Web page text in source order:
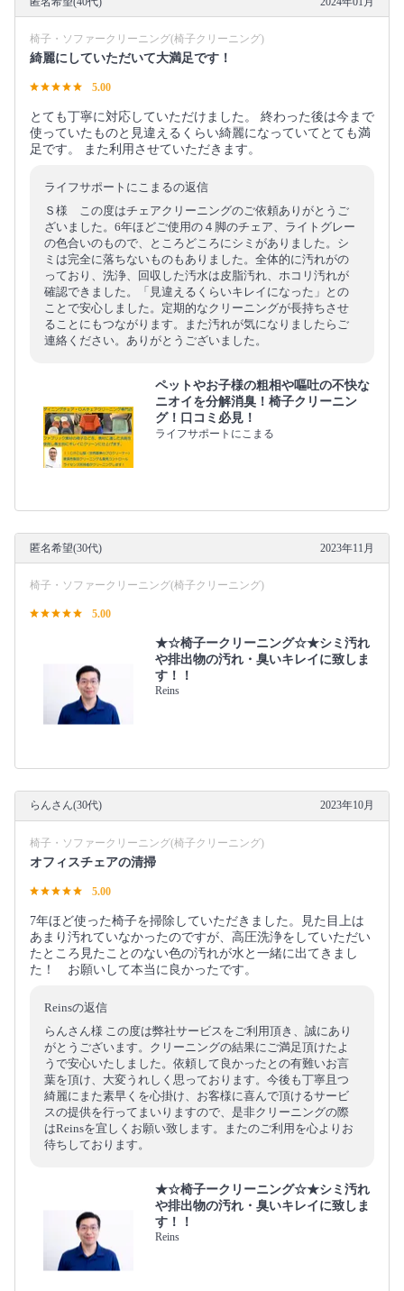
椅子・ソファークリーニング(椅子クリーニング)
綺麗にしていただいて大満足です！
5.00
とても丁寧に対応していただけました。 終わった後は今まで
使っていたものと見違えるくらい綺麗になっていてとても満
足です。 また利用させていただきます。
ライフサポートにこまるの返信
Ｓ様 この度はチェアクリーニングのご依頼ありがとうご
ざいました。6年ほどご使用の４脚のチェア、ライトグレー
の色合いのもので、ところどころにシミがありました。シ
ミは完全に落ちないものもありました。全体的に汚れがの
っており、洗浄、回収した汚水は皮脂汚れ、ホコリ汚れが
確認できました。「見違えるくらいキレイになった」との
ことで安心しました。定期的なクリーニングが長持ちさせ
ることにもつながります。また汚れが気になりましたらご
連絡ください。ありがとうございました。
ペットやお子様の粗相や嘔吐の不快な
ニオイを分解消臭！椅子クリーニン
グ！口コミ必見！
ライフサポートにこまる
匿名希望(30代) 2023年11月
椅子・ソファークリーニング(椅子クリーニング)
5.00
★☆椅子ークリーニング☆★シミ汚れ
や排出物の汚れ・臭いキレイに致しま
す！！
Reins
らんさん(30代) 2023年10月
椅子・ソファークリーニング(椅子クリーニング)
オフィスチェアの清掃
5.00
7年ほど使った椅子を掃除していただきました。見た目上は
あまり汚れていなかったのですが、高圧洗浄をしていただい
たところ見たことのない色の汚れが水と一緒に出てきまし
た！ お願いして本当に良かったです。
Reinsの返信
らんさん様 この度は弊社サービスをご利用頂き、誠にあり
がとうございます。クリーニングの結果にご満足頂けたよ
うで安心いたしました。依頼して良かったとの有難いお言
葉を頂け、大変うれしく思っております。今後も丁寧且つ
綺麗にまた素早くを心掛け、お客様に喜んで頂けるサービ
スの提供を行ってまいりますので、是非クリーニングの際
はReinsを宜しくお願い致します。またのご利用を心よりお
待ちしております。
★☆椅子ークリーニング☆★シミ汚れ
や排出物の汚れ・臭いキレイに致しま
す！！
Reins